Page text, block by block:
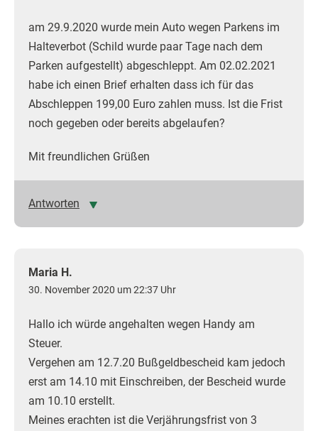
am 29.9.2020 wurde mein Auto wegen Parkens im
Halteverbot (Schild wurde paar Tage nach dem
Parken aufgestellt) abgeschleppt. Am 02.02.2021
habe ich einen Brief erhalten dass ich für das
Abschleppen 199,00 Euro zahlen muss. Ist die Frist
noch gegeben oder bereits abgelaufen?
Mit freundlichen Grüßen
Antworten
Maria H.
30. November 2020 um 22:37 Uhr
Hallo ich würde angehalten wegen Handy am
Steuer.
Vergehen am 12.7.20 Bußgeldbescheid kam jedoch
erst am 14.10 mit Einschreiben, der Bescheid wurde
am 10.10 erstellt.
Meines erachten ist die Verjährungsfrist von 3